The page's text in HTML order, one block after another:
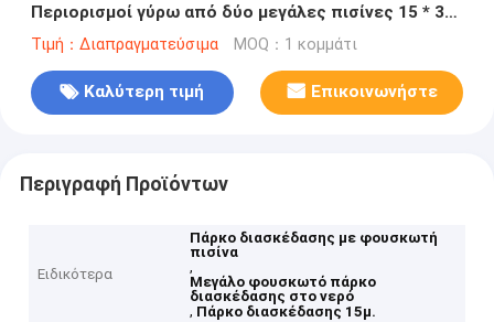
Περιορισμοί γύρω από δύο μεγάλες πισίνες 15 * 30
* 7m
Τιμή：Διαπραγματεύσιμα MOQ：1 κομμάτι
Καλύτερη τιμή Επικοινωνήστε
Περιγραφή Προϊόντων
Ειδικότερα
Πάρκο διασκέδασης με φουσκωτή
πισίνα
,
Μεγάλο φουσκωτό πάρκο
διασκέδασης στο νερό
, Πάρκο διασκέδασης 15μ.